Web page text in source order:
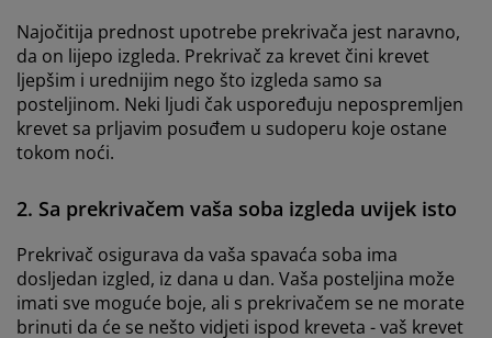
Najočitija prednost upotrebe prekrivača jest naravno,
da on lijepo izgleda. Prekrivač za krevet čini krevet
ljepšim i urednijim nego što izgleda samo sa
posteljinom. Neki ljudi čak uspoređuju nepospremljen
krevet sa prljavim posuđem u sudoperu koje ostane
tokom noći.
2. Sa prekrivačem vaša soba izgleda uvijek isto
Prekrivač osigurava da vaša spavaća soba ima
dosljedan izgled, iz dana u dan. Vaša posteljina može
imati sve moguće boje, ali s prekrivačem se ne morate
brinuti da će se nešto vidjeti ispod kreveta - vaš krevet